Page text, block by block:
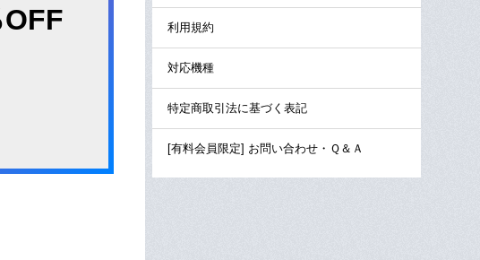
OFF 利用規約
対応機種
特定商取引法に基づく表記
[有料会員限定] お問い合わせ・Ｑ＆Ａ